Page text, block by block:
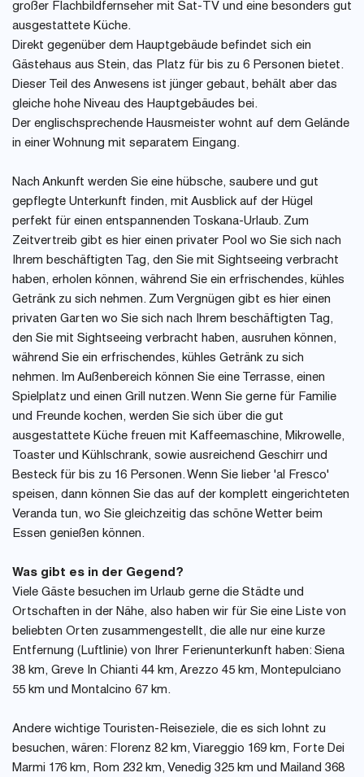
großer Flachbildfernseher mit Sat-TV und eine besonders gut
ausgestattete Küche.
Direkt gegenüber dem Hauptgebäude befindet sich ein
Gästehaus aus Stein, das Platz für bis zu 6 Personen bietet.
Dieser Teil des Anwesens ist jünger gebaut, behält aber das
gleiche hohe Niveau des Hauptgebäudes bei.
Der englischsprechende Hausmeister wohnt auf dem Gelände
in einer Wohnung mit separatem Eingang.
Nach Ankunft werden Sie eine hübsche, saubere und gut
gepflegte Unterkunft finden, mit Ausblick auf der Hügel
perfekt für einen entspannenden Toskana-Urlaub. Zum
Zeitvertreib gibt es hier einen privater Pool wo Sie sich nach
Ihrem beschäftigten Tag, den Sie mit Sightseeing verbracht
haben, erholen können, während Sie ein erfrischendes, kühles
Getränk zu sich nehmen. Zum Vergnügen gibt es hier einen
privaten Garten wo Sie sich nach Ihrem beschäftigten Tag,
den Sie mit Sightseeing verbracht haben, ausruhen können,
während Sie ein erfrischendes, kühles Getränk zu sich
nehmen. Im Außenbereich können Sie eine Terrasse, einen
Spielplatz und einen Grill nutzen. Wenn Sie gerne für Familie
und Freunde kochen, werden Sie sich über die gut
ausgestattete Küche freuen mit Kaffeemaschine, Mikrowelle,
Toaster und Kühlschrank, sowie ausreichend Geschirr und
Besteck für bis zu 16 Personen. Wenn Sie lieber 'al Fresco'
speisen, dann können Sie das auf der komplett eingerichteten
Veranda tun, wo Sie gleichzeitig das schöne Wetter beim
Essen genießen können.
Was gibt es in der Gegend?
Viele Gäste besuchen im Urlaub gerne die Städte und
Ortschaften in der Nähe, also haben wir für Sie eine Liste von
beliebten Orten zusammengestellt, die alle nur eine kurze
Entfernung (Luftlinie) von Ihrer Ferienunterkunft haben: Siena
38 km, Greve In Chianti 44 km, Arezzo 45 km, Montepulciano
55 km und Montalcino 67 km.
Andere wichtige Touristen-Reiseziele, die es sich lohnt zu
besuchen, wären: Florenz 82 km, Viareggio 169 km, Forte Dei
Marmi 176 km, Rom 232 km, Venedig 325 km und Mailand 368